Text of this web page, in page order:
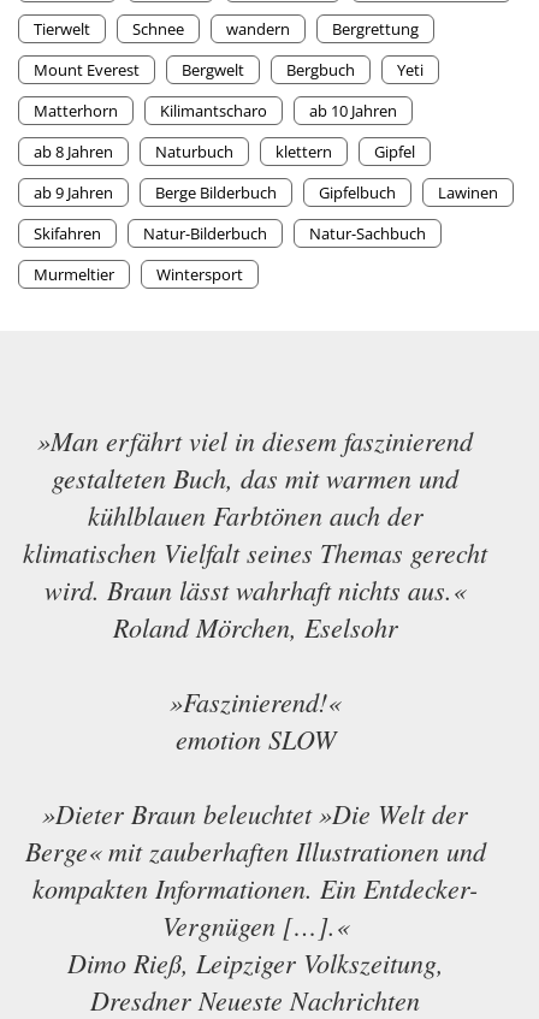
Tierwelt
Schnee wandern
Bergrettung
Mount Everest
Bergwelt Bergbuch
Yeti
Matterhorn
Kilimantscharo
ab 10 Jahren
ab 8 Jahren
Naturbuch klettern
Gipfel
ab 9 Jahren
Berge Bilderbuch Gipfelbuch
Lawinen
Skifahren
Natur-Bilderbuch
Natur-Sachbuch
Murmeltier
Wintersport
»Man erfährt viel in diesem faszinierend
gestalteten Buch, das mit warmen und
kühlblauen Farbtönen auch der
klimatischen Vielfalt seines Themas gerecht
wird. Braun lässt wahrhaft nichts aus.«
Roland Mörchen, Eselsohr
»Faszinierend!«
emotion SLOW
»Dieter Braun beleuchtet »Die Welt der
Berge« mit zauberhaften Illustrationen und
kompakten Informationen. Ein Entdecker-
Vergnügen […].«
Dimo Rieß, Leipziger Volkszeitung,
Dresdner Neueste Nachrichten